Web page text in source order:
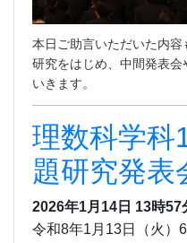
本日ご助言いただいた内
研究をはじめ、中間発表
いきます。
理数科学
題研究発表
2026年1月14日 13時57
令和8年1月13日（火）